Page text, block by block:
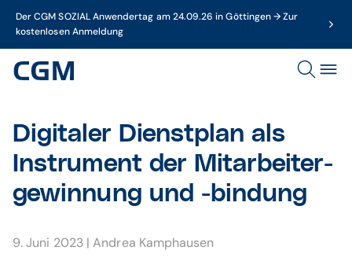
Der CGM SOZIAL Anwendertag am 24.09.26 in Göttingen → Zur
kostenlosen Anmeldung
Digitaler Dienst­plan als
Instru­ment der Mitarbeiter­
gewin­nung und -bindung
9. Juni 2023 |Andrea Kamphausen